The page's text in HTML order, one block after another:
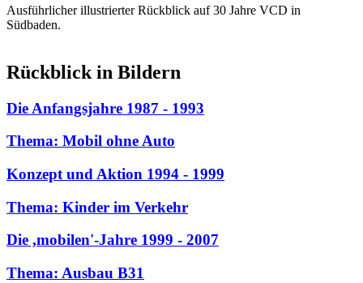
Ausführlicher illustrierter Rückblick auf 30 Jahre VCD in
Südbaden.
Rückblick in Bildern
Die Anfangsjahre 1987 - 1993
Thema: Mobil ohne Auto
Konzept und Aktion 1994 - 1999
Thema: Kinder im Verkehr
Die ,mobilen'-Jahre 1999 - 2007
Thema: Ausbau B31